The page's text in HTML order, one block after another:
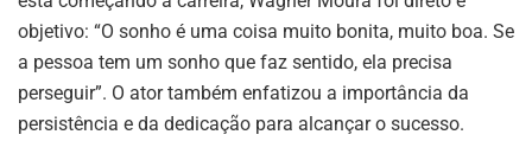
objetivo: “O sonho é uma coisa muito bonita, muito boa. Se
a pessoa tem um sonho que faz sentido, ela precisa
perseguir”. O ator também enfatizou a importância da
persistência e da dedicação para alcançar o sucesso.